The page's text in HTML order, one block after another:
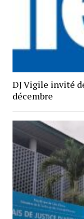
DJ Vigile invité
décembre